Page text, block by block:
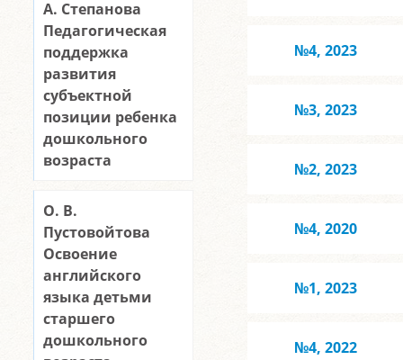
А. Степанова
Педагогическая
поддержка
развития
субъектной
позиции ребенка
дошкольного
возраста
О. В.
Пустовойтова
Освоение
английского
языка детьми
старшего
дошкольного
№4, 2023
№3, 2023
№2, 2023
№4, 2020
№1, 2023
№4, 2022